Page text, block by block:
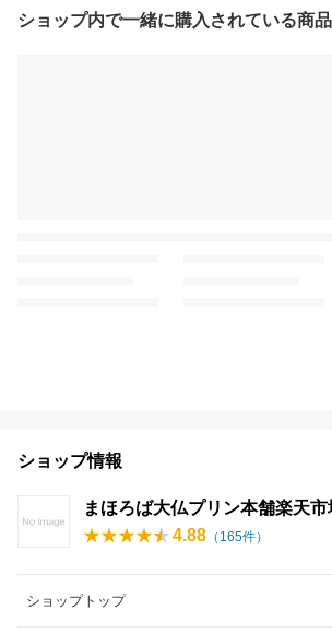
ショップ内で一緒に購入されている商品
ショップ情報
まほろば大仏プリン本舗楽天市
4.88 （ 165件）
ショップトップ